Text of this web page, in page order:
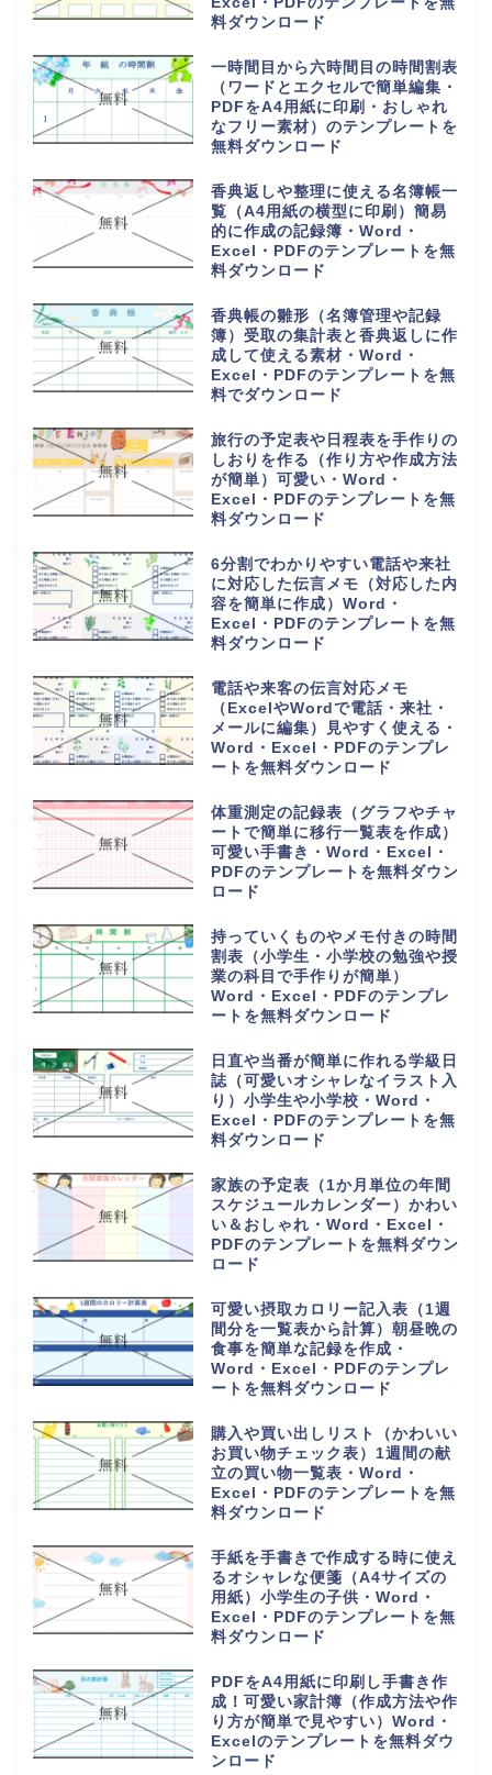
料ダウンロード
一時間目から六時間目の時間割表
（ワードとエクセルで簡単編集・
PDFをA4用紙に印刷・おしゃれ
なフリー素材）のテンプレートを
無料ダウンロード
香典返しや整理に使える名簿帳一
覧（A4用紙の横型に印刷）簡易
的に作成の記録簿・Word・
Excel・PDFのテンプレートを無
料ダウンロード
香典帳の雛形（名簿管理や記録
簿）受取の集計表と香典返しに作
成して使える素材・Word・
Excel・PDFのテンプレートを無
料でダウンロード
旅行の予定表や日程表を手作りの
しおりを作る（作り方や作成方法
が簡単）可愛い・Word・
Excel・PDFのテンプレートを無
料ダウンロード
6分割でわかりやすい電話や来社
に対応した伝言メモ（対応した内
容を簡単に作成）Word・
Excel・PDFのテンプレートを無
料ダウンロード
電話や来客の伝言対応メモ
（ExcelやWordで電話・来社・
メールに編集）見やすく使える・
Word・Excel・PDFのテンプレ
ートを無料ダウンロード
体重測定の記録表（グラフやチャ
ートで簡単に移行一覧表を作成）
可愛い手書き・Word・Excel・
PDFのテンプレートを無料ダウン
ロード
持っていくものやメモ付きの時間
割表（小学生・小学校の勉強や授
業の科目で手作りが簡単）
Word・Excel・PDFのテンプレ
ートを無料ダウンロード
日直や当番が簡単に作れる学級日
誌（可愛いオシャレなイラスト入
り）小学生や小学校・Word・
Excel・PDFのテンプレートを無
料ダウンロード
家族の予定表（1か月単位の年間
スケジュールカレンダー）かわい
い＆おしゃれ・Word・Excel・
PDFのテンプレートを無料ダウン
ロード
可愛い摂取カロリー記入表（1週
間分を一覧表から計算）朝昼晩の
食事を簡単な記録を作成・
Word・Excel・PDFのテンプレ
ートを無料ダウンロード
購入や買い出しリスト（かわいい
お買い物チェック表）1週間の献
立の買い物一覧表・Word・
Excel・PDFのテンプレートを無
料ダウンロード
手紙を手書きで作成する時に使え
るオシャレな便箋（A4サイズの
用紙）小学生の子供・Word・
Excel・PDFのテンプレートを無
料ダウンロード
PDFをA4用紙に印刷し手書き作
成！可愛い家計簿（作成方法や作
り方が簡単で見やすい）Word・
Excelのテンプレートを無料ダウ
ンロード